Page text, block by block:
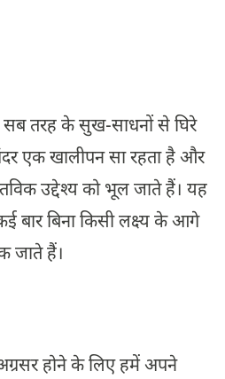
तरह के सुख-साधनों से घिरे
एक खालीपन सा रहता है और
उद्देश्य को भूल जाते हैं। यह
बार बिना किसी लक्ष्य के आगे
जाते हैं।
अग्रसर होने के लिए हमें अपने